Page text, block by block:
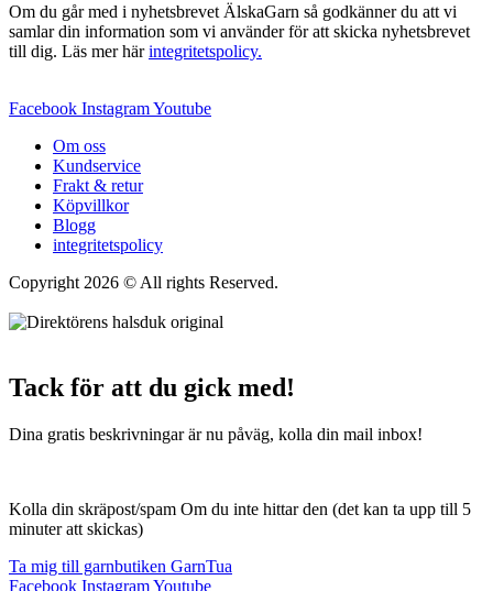
Om du går med i nyhetsbrevet ÄlskaGarn så godkänner du att vi
samlar din information som vi använder för att skicka nyhetsbrevet
till dig. Läs mer härintegritetspolicy.
Facebook InstagramYoutube
Om oss
Kundservice
Frakt & retur
Köpvillkor
Blogg
integritetspolicy
Copyright 2026 © All rights Reserved.
Tack för att du gick med!
Dina gratis beskrivningar är nu påväg, kolla din mail inbox!
Kolla din skräpost/spam Om du inte hittar den (det kan ta upp till 5
minuter att skickas)
Ta mig till garnbutiken GarnTua
Facebook InstagramYoutube